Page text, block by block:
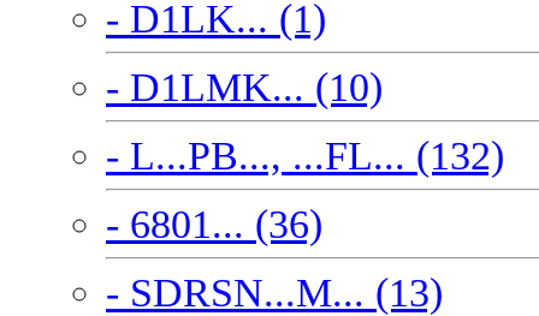
- D1LK... (1)
- D1LMK... (10)
- L...PB..., ...FL... (132)
- 6801... (36)
- SDRSN...M... (13)